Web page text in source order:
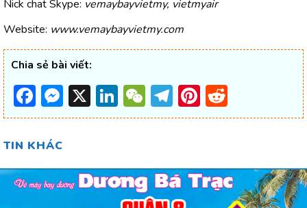
Nick chat Skype: vemaybayvietmy, vietmyair
Website: www.vemaybayvietmy.com
Chia sẻ bài viết:
Facebook
Messenger
X LinkedIn
WeChat
Telegram
Pinterest
TIN KHÁC